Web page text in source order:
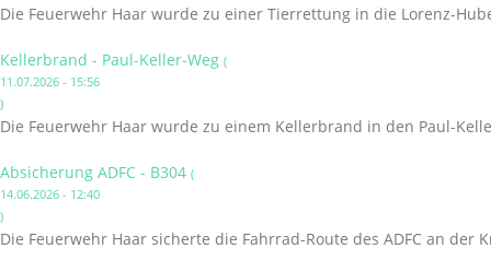
Die Feuerwehr Haar wurde zu einer Tierrettung in die Lorenz-
Kellerbrand - Paul-Keller-Weg (
11.07.2026 - 15:56
)
Die Feuerwehr Haar wurde zu einem Kellerbrand in den Paul-
Absicherung ADFC - B304 (
14.06.2026 - 12:40
)
Die Feuerwehr Haar sicherte die Fahrrad-Route des ADFC an der